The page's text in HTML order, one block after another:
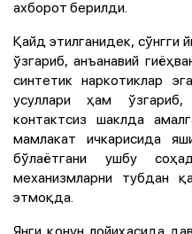
ахборот берилди.
Қайд этилганидек, сўнгги
ўзгариб, анъанавий
синтетик наркотиклар
усуллари ҳам
контактсиз шаклда
мамлакат ичкарисида
бўлаётгани ушбу
механизмларни тубдан
этмоқда.